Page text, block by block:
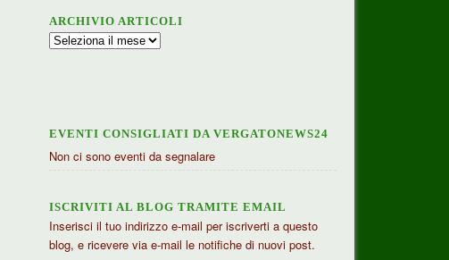
ARCHIVIO ARTICOLI
Archivio
EVENTI CONSIGLIATI DA VERGATONEWS24
Non ci sono eventi da segnalare
ISCRIVITI AL BLOG TRAMITE EMAIL
Inserisci il tuo indirizzo e-mail per iscriverti a questo
blog, e ricevere via e-mail le notifiche di nuovi post.